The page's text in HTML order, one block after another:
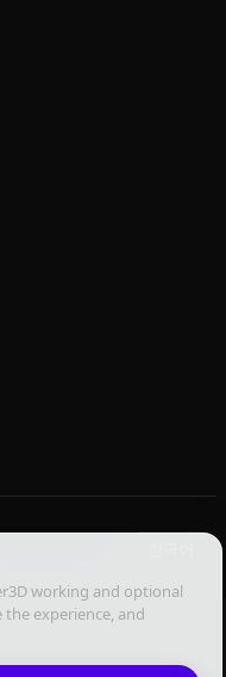
working and optional
experience, and